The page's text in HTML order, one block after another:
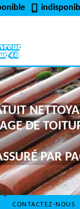
CONTACTEZ-NOUS
DE
PAR